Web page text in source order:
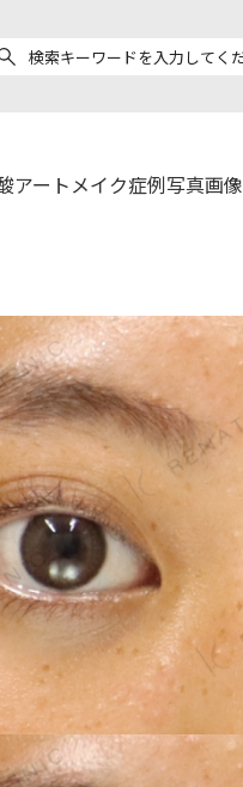
ザーフ(XERF)
ボラックス
ボリューマ
ボリフト
ボルベラ
ボライト
レナトゥスヒアルロン酸
ダイヤモンドフィール/ピ
ネハ
スネコス
アートメイク症例写真画像